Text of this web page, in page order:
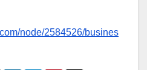
node/2584526/busines